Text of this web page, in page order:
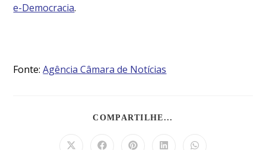
e-Democracia.
Fonte:Agência Câmara de Notícias
COMPARTILHE...